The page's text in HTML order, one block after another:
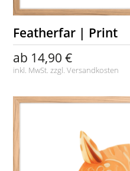
Featherfar | Print
ab 14,90 €
inkl. MwSt. zzgl.Versandkosten